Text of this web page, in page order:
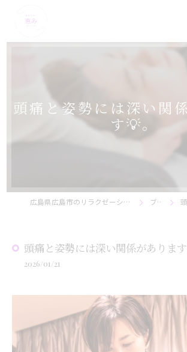
頭痛と姿勢には深い関
す💡。
広島県広島市のリラクゼーションなら美骨サロン恵み ブログ 頭
頭痛と姿勢には深い関係があります
2026/01/21